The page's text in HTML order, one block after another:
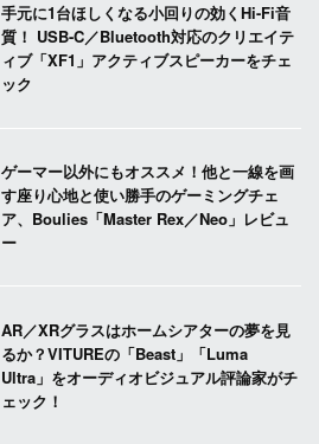
手元に1台ほしくなる小回りの効くHi-Fi音
質！ USB-C／Bluetooth対応のクリエイテ
ィブ「XF1」アクティブスピーカーをチェ
ック
ゲーマー以外にもオススメ！他と一線を画
す座り心地と使い勝手のゲーミングチェ
ア、Boulies「Master Rex／Neo」レビュ
ー
AR／XRグラスはホームシアターの夢を見
るか？VITUREの「Beast」「Luma
Ultra」をオーディオビジュアル評論家がチ
ェック！